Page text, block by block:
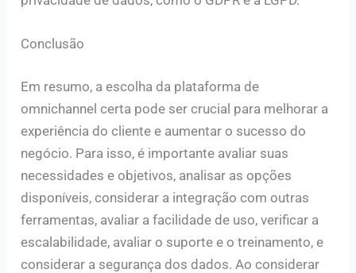
Conclusão
Em resumo, a escolha da plataforma de
omnichannel certa pode ser crucial para melhorar a
experiência do cliente e aumentar o sucesso do
negócio. Para isso, é importante avaliar suas
necessidades e objetivos, analisar as opções
disponíveis, considerar a integração com outras
ferramentas, avaliar a facilidade de uso, verificar a
escalabilidade, avaliar o suporte e o treinamento, e
considerar a segurança dos dados. Ao considerar